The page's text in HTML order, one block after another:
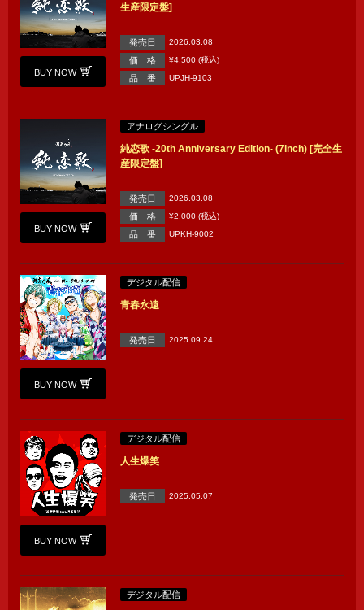
BUY NOW
生産限定盤]
発売日 2026.03.08
価 格 ¥4,500 (税込)
品 番 UPJH-9103
BUY NOW
アナログシングル
純恋歌 -20th Anniversary Edition- (7inch) [完全生
産限定盤]
発売日 2026.03.08
価 格 ¥2,000 (税込)
品 番 UPKH-9002
BUY NOW
デジタル配信
青春永遠
発売日 2025.09.24
BUY NOW
デジタル配信
人生爆笑
発売日 2025.05.07
デジタル配信